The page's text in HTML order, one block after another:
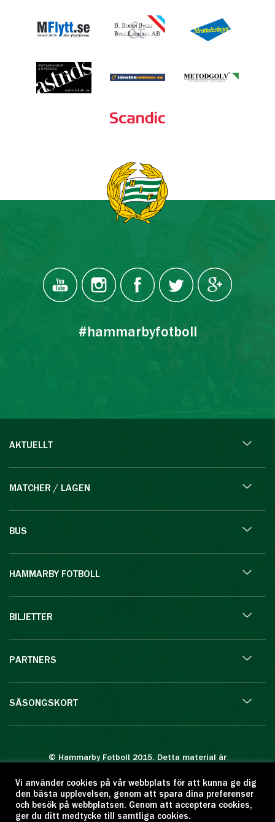
#hammarbyfotboll
AKTUELLT
MATCHER / LAGEN
BUS
HAMMARBY FOTBOLL
BILJETTER
PARTNERS
SÄSONGSKORT
© Hammarby Fotboll 2015. Detta material är
Eftertryck eller annan kopiering är förbjuden.
Citera oss gärna men ange källan:
www.hammarbyfotboll.se. Ansvarig utgivare:
Vi använder cookies på vår webbplats för att kunna ge dig
den bästa upplevelsen, genom att spara dina preferenser
och besök på webbplatsen. Genom att acceptera cookies,
ger du ditt medtycke till samtliga cookies.